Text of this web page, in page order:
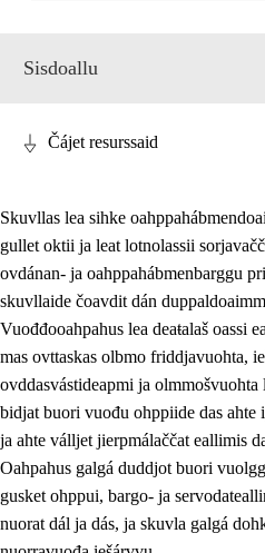
Sisdoallu
2. Oahppama prinsihpat,
2.1 Sosiála oahppan ja
2.2 Gealbu fágain
Čájet resurssaid
Skuvllas lea sihke
gullet oktii ja leat lotnolassii
ovdánan- ja oahppahábmenbarggu
skuvllaide čoavdit dán
Vuođđooahpahus lea deaŧalaš oassi
mas ovttaskas olbmo friddjavuohta,
ovddasvástideapmi ja
bidjat buori vuođu ohppiide das ahte
ja ahte válljet jierpmálaččat eallimis
Oahpahus galgá duddjot buori
gusket ohppui, bargo- ja
nuorat dál ja dás, ja skuvla galgá